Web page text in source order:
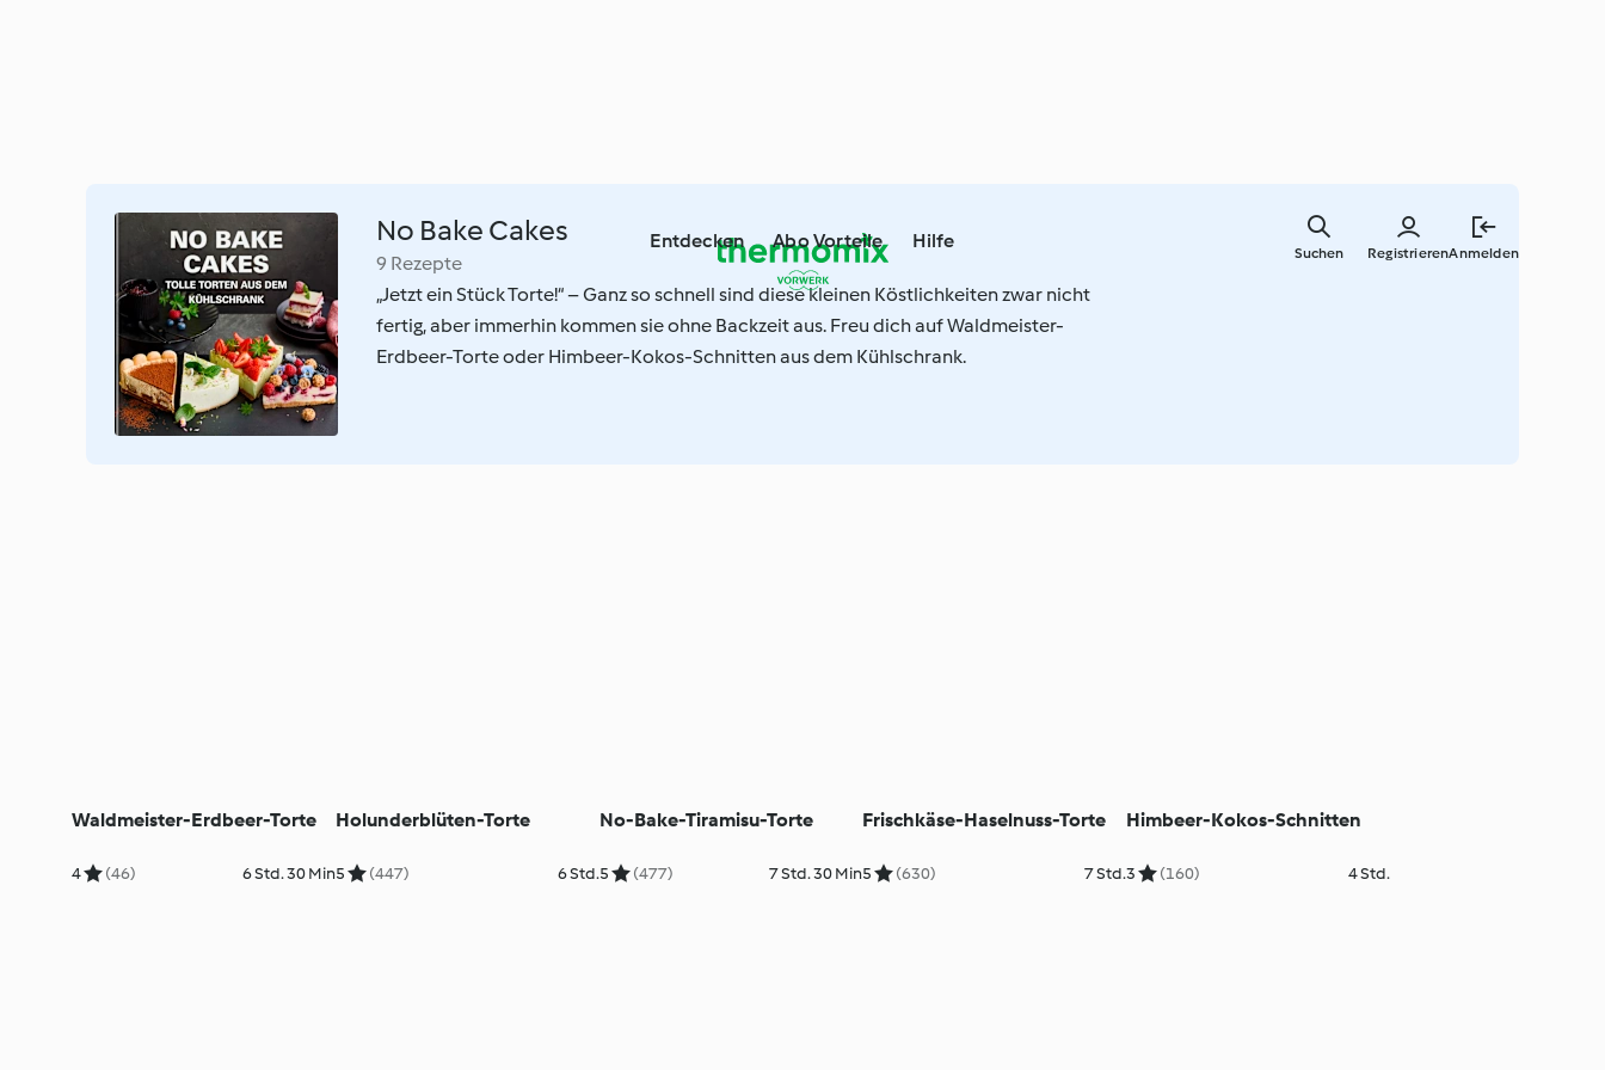
Entdecken Abo Vorteile Hilfe
RegistrierenAnmelden
Suchen
No Bake Cakes
9 Rezepte
„Jetzt ein Stück Torte!“ – Ganz so schnell sind diese kleinen Köstlichkeiten zwar nicht
fertig, aber immerhin kommen sie ohne Backzeit aus. Freu dich auf Waldmeister-
Erdbeer-Torte oder Himbeer-Kokos-Schnitten aus dem Kühlschrank.
Waldmeister-Erdbeer-Torte
4 (46) 6 Std. 30 Min
Holunderblüten-Torte
5 (447) 6 Std.
No-Bake-Tiramisu-Torte
5 (477) 7 Std. 30 Min
Frischkäse-Haselnuss-Torte
5 (630) 7 Std.
Himbeer-Kokos-Schnitten
3 (160) 4 Std.